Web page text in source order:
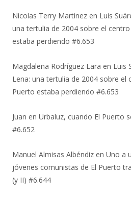
Nicolas Terry Martinez en Luis
una tertulia de 2004 sobre el
estaba perdiendo #6.653
Magdalena Rodríguez Lara en Luis
Lena: una tertulia de 2004 sobre el
Puerto estaba perdiendo #6.653
Juan en Urbaluz, cuando El Puerto
#6.652
Manuel Almisas Albéndiz en Uno a
jóvenes comunistas de El Puerto
(y II) #6.644